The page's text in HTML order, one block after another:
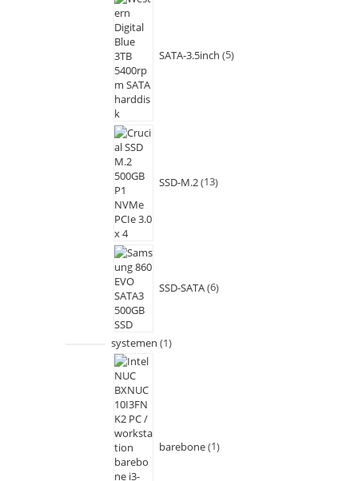
SATA-3.5inch 5
SSD-M.2 13
SSD-SATA 6
systemen 1
barebone 1